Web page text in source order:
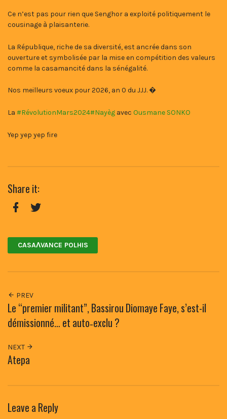
Ce n’est pas pour rien que Senghor a exploité politiquement le
cousinage à plaisanterie.
La République, riche de sa diversité, est ancrée dans son
ouverture et symbolisée par la mise en compétition des valeurs
comme la casamancité dans la sénégalité.
Nos meilleurs voeux pour 2026, an 0 du JJJ. �
La #RévolutionMars2024#Nayèg avec Ousmane SONKO
Yep yep yep fire
Share it:
CASAɅVANCE POLHIS
PREV
Le “premier militant”, Bassirou Diomaye Faye, s’est-il
démissionné… et auto‑exclu ?
NEXT
Atepa
Leave a Reply